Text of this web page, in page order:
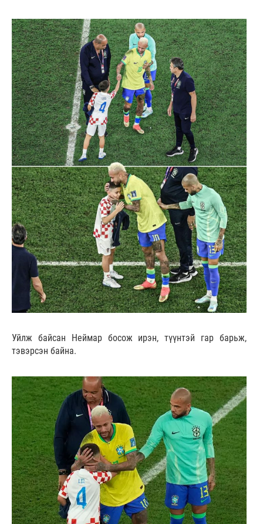
Уйлж байсан Неймар босож ирэн, түүнтэй гар барьж,
тэвэрсэн байна.